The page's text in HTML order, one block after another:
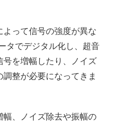
よって信号の強度が異な
タでデジタル化し、超音
を増幅したり、ノイズ
整が必要になってきま
幅、ノイズ除去や振幅の